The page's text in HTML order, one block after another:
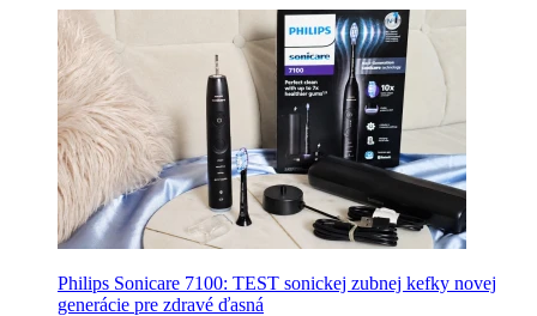
Philips Sonicare 7100: TEST sonickej zubnej kefky novej
generácie pre zdravé ďasná